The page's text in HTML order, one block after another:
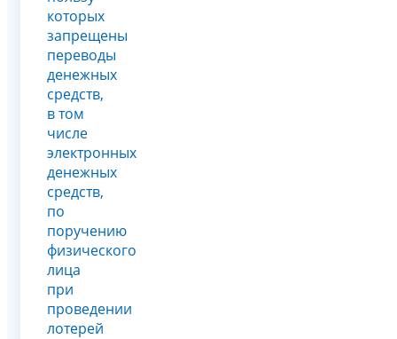
которых
запрещены
переводы
денежных
средств,
в том
числе
электронных
денежных
средств,
по
поручению
физического
лица
при
проведении
лотерей